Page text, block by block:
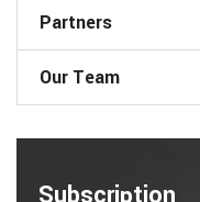
Partners
Our Team